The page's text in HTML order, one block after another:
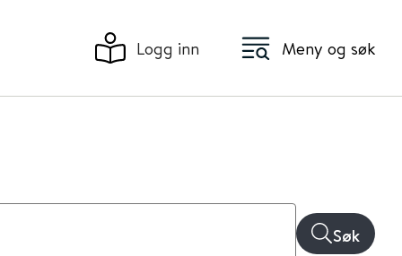
Logg inn Meny og søk
Søk